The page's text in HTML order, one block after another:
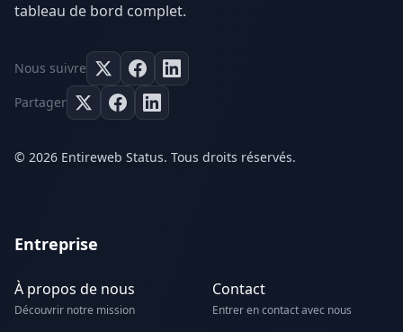
tableau de bord complet.
Nous suivre
Partager
© 2026 Entireweb Status. Tous droits réservés.
Entreprise
À propos de nous
Découvrir notre mission
Contact
Entrer en contact avec nous